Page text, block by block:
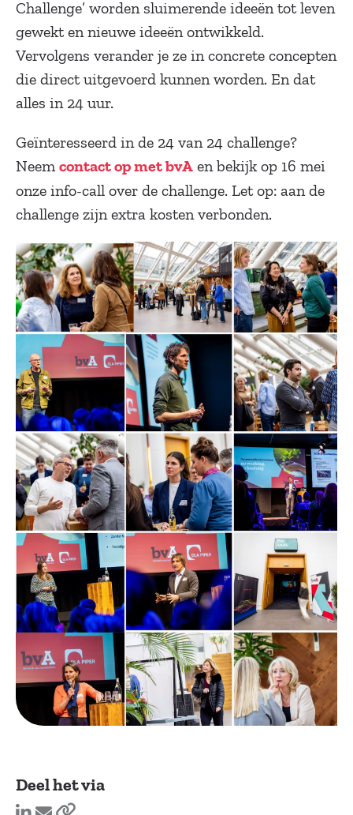
Challenge’ worden sluimerende ideeën tot leven
gewekt en nieuwe ideeën ontwikkeld.
Vervolgens verander je ze in concrete concepten
die direct uitgevoerd kunnen worden. En dat
alles in 24 uur.
Geïnteresseerd in de 24 van 24 challenge?
Neem contact op met bvA en bekijk op 16 mei
onze info-call over de challenge. Let op: aan de
challenge zijn extra kosten verbonden.
Deel het via